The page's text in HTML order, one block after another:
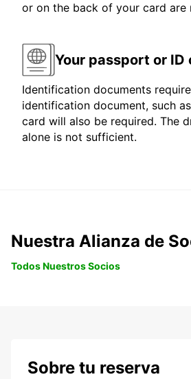
or on the back of your card are
Your passport or ID
Identification documents
identification document, such
card will also be required. The
alone is not sufficient.
Nuestra Alianza de
Todos Nuestros Socios
Sobre tu reserva